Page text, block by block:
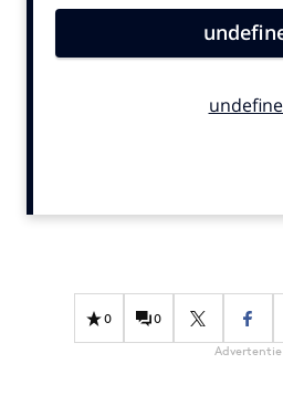
Campagnes
Data & Insights
Digital transformation
0 0
Advertentie